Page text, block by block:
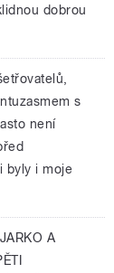
dobrou
s
není
byly i moje
A